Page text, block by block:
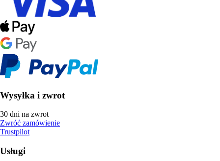
Wysyłka i zwrot
30 dni na zwrot
Zwróć zamówienie
Trustpilot
Usługi